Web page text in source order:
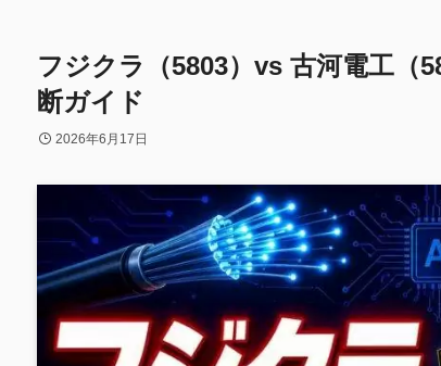
フジクラ（5803）vs 古河電工（
断ガイド
2026年6月17日